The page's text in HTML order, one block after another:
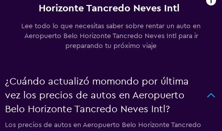
Horizonte Tancredo Neves Intl
Lee todo lo que necesitas saber sobre rentar un auto en
Aeropuerto Belo Horizonte Tancredo Neves Intl para ir
preparando tu próximo viaje
¿Cuándo actualizó momondo por última
vez los precios de autos en Aeropuerto
Belo Horizonte Tancredo Neves Intl?
Los precios de autos en Aeropuerto Belo Horizonte Tancredo